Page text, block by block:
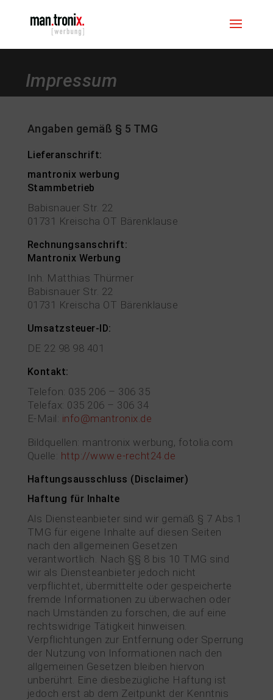
Impressum
Angaben gemäß § 5 TMG
Lieferanschrift:
mantronix werbung
Stammbetrieb
Babisnauer Str. 22
01731 Kreischa OT Bärenklause
Rechnungsanschrift:
Mantronix Werbung
Inh. Matthias Thürmer
Babisnauer Str. 22
01731 Kreischa OT Bärenklause
Umsatzsteuer-ID:
DE 22 98 98 401
Kontakt:
Telefon: 035 206 – 306 35
Telefax: 035 206 – 306 34
E-Mail: info@mantronix.de
Bildquellen: mantronix werbung, fotolia.com
Quelle: http://www.e-recht24.de
Haftungsausschluss (Disclaimer)
Haftung für Inhalte
Als Diensteanbieter sind wir gemäß § 7 Abs.1
TMG für eigene Inhalte auf diesen Seiten
nach den allgemeinen Gesetzen
verantwortlich. Nach §§ 8 bis 10 TMG sind
wir als Diensteanbieter jedoch nicht
verpflichtet, übermittelte oder gespeicherte
fremde Informationen zu überwachen oder
nach Umständen zu forschen, die auf eine
rechtswidrige Tätigkeit hinweisen.
Verpflichtungen zur Entfernung oder Sperrung
der Nutzung von Informationen nach den
allgemeinen Gesetzen bleiben hiervon
unberührt. Eine diesbezügliche Haftung ist
jedoch erst ab dem Zeitpunkt der Kenntnis